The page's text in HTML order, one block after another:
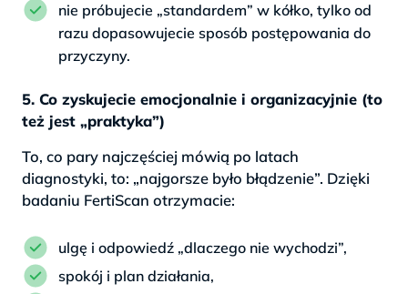
nie próbujecie „standardem” w kółko, tylko od
razu dopasowujecie sposób postępowania do
przyczyny.
5. Co zyskujecie emocjonalnie i organizacyjnie (to
też jest „praktyka”)
To, co pary najczęściej mówią po latach
diagnostyki, to: „najgorsze było błądzenie”. Dzięki
badaniu FertiScan otrzymacie:
ulgę i odpowiedź „dlaczego nie wychodzi”,
spokój i plan działania,